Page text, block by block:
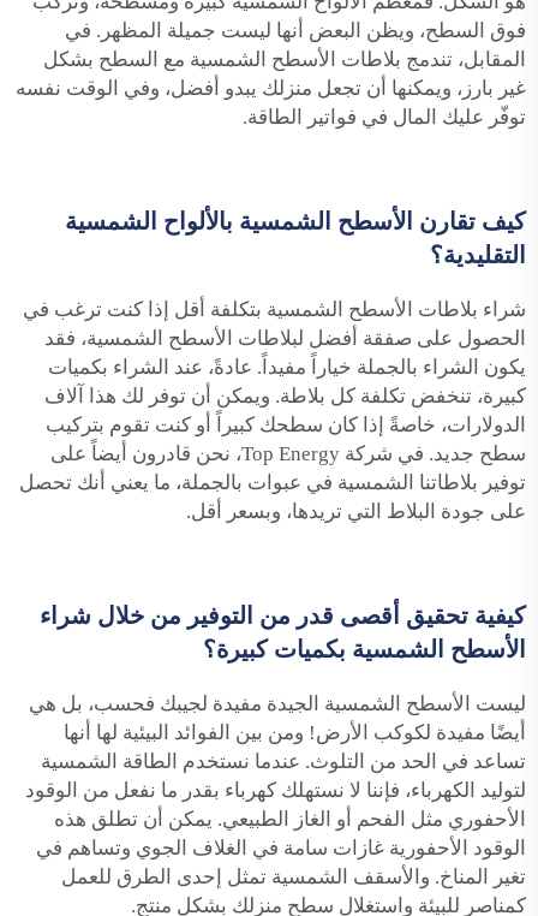
فوق السطح، ويظن البعض أنها ليست جميلة المظهر. في
المقابل، تندمج بلاطات الأسطح الشمسية مع السطح بشكل
غير بارز، ويمكنها أن تجعل منزلك يبدو أفضل، وفي الوقت نفسه
توفّر عليك المال في فواتير الطاقة.
كيف تقارن الأسطح الشمسية بالألواح الشمسية
التقليدية؟
شراء بلاطات الأسطح الشمسية بتكلفة أقل إذا كنت ترغب في
الحصول على صفقة أفضل لبلاطات الأسطح الشمسية، فقد
يكون الشراء بالجملة خياراً مفيداً. عادةً، عند الشراء بكميات
كبيرة، تنخفض تكلفة كل بلاطة. ويمكن أن توفر لك هذا آلاف
الدولارات، خاصةً إذا كان سطحك كبيراً أو كنت تقوم بتركيب
سطح جديد. في شركة Top Energy، نحن قادرون أيضاً على
توفير بلاطاتنا الشمسية في عبوات بالجملة، ما يعني أنك تحصل
على جودة البلاط التي تريدها، وبسعر أقل.
كيفية تحقيق أقصى قدر من التوفير من خلال شراء
الأسطح الشمسية بكميات كبيرة؟
ليست الأسطح الشمسية الجيدة مفيدة لجيبك فحسب، بل هي
أيضًا مفيدة لكوكب الأرض! ومن بين الفوائد البيئية لها أنها
تساعد في الحد من التلوث. عندما نستخدم الطاقة الشمسية
لتوليد الكهرباء، فإننا لا نستهلك كهرباء بقدر ما نفعل من الوقود
الأحفوري مثل الفحم أو الغاز الطبيعي. يمكن أن تطلق هذه
الوقود الأحفورية غازات سامة في الغلاف الجوي وتساهم في
تغير المناخ. والأسقف الشمسية تمثل إحدى الطرق للعمل
كمناصر للبيئة واستغلال سطح منزلك بشكل منتج.